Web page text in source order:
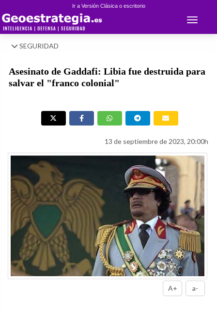
Ir a Versión Clásica o escritorio
Toggle
SEGURIDAD
Asesinato de Gaddafi: Libia fue destruida para
salvar el "franco colonial"
13 de septiembre de 2023, 20:00h
A+ a-